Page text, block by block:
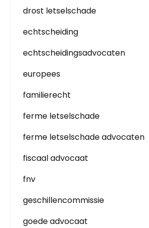
drost letselschade
echtscheiding
echtscheidingsadvocaten
europees
familierecht
ferme letselschade
ferme letselschade advocaten
fiscaal advocaat
fnv
geschillencommissie
goede advocaat